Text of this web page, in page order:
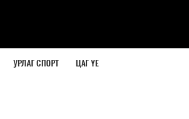
УРЛАГ СПОРТ ЦАГ ҮЕ